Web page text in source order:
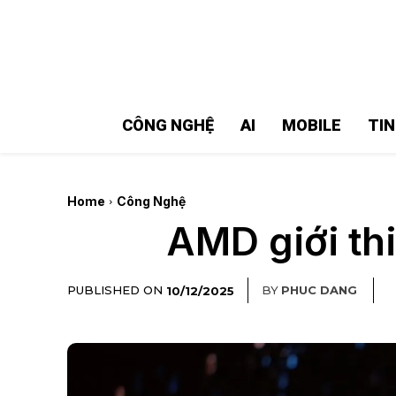
CÔNG NGHỆ AI MOBILE
Home Công Nghệ
AMD giới
PUBLISHED ON 10/12/2025 BY PHUC DANG